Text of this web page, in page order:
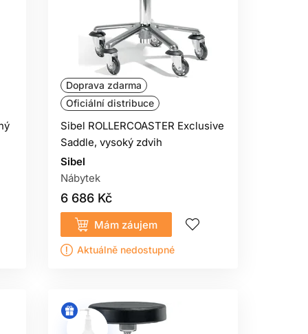
Doprava zdarma
Oficiální distribuce
Sibel ROLLERCOASTER Exclusive
Saddle, vysoký zdvih
Sibel
Nábytek
6 686 Kč
Mám záujem
Aktuálně nedostupné